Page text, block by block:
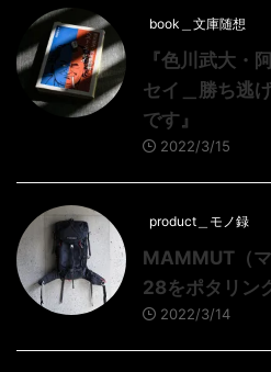
book＿文庫随想
『色川武大・
セイ＿勝ち逃
です』
2022/3/15
product＿モノ録
MAMMUT（
28をポタリン
2022/3/14